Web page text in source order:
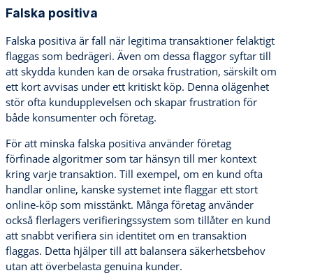
Falska positiva
Falska positiva är fall när legitima transaktioner felaktigt
flaggas som bedrägeri. Även om dessa flaggor syftar till
att skydda kunden kan de orsaka frustration, särskilt om
ett kort avvisas under ett kritiskt köp. Denna olägenhet
stör ofta kundupplevelsen och skapar frustration för
både konsumenter och företag.
För att minska falska positiva använder företag
förfinade algoritmer som tar hänsyn till mer kontext
kring varje transaktion. Till exempel, om en kund ofta
handlar online, kanske systemet inte flaggar ett stort
online-köp som misstänkt. Många företag använder
också flerlagers verifieringssystem som tillåter en kund
att snabbt verifiera sin identitet om en transaktion
flaggas. Detta hjälper till att balansera säkerhetsbehov
utan att överbelasta genuina kunder.